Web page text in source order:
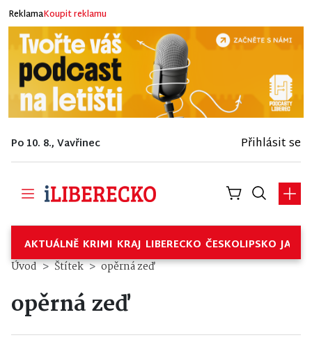
ReklamaKoupit reklamu
Po 10. 8., Vavřinec Přihlásit se
AKTUÁLNĚ KRIMI KRAJ LIBERECKO ČESKOLIPSKO
Úvod Štítek opěrná zeď
opěrná zeď